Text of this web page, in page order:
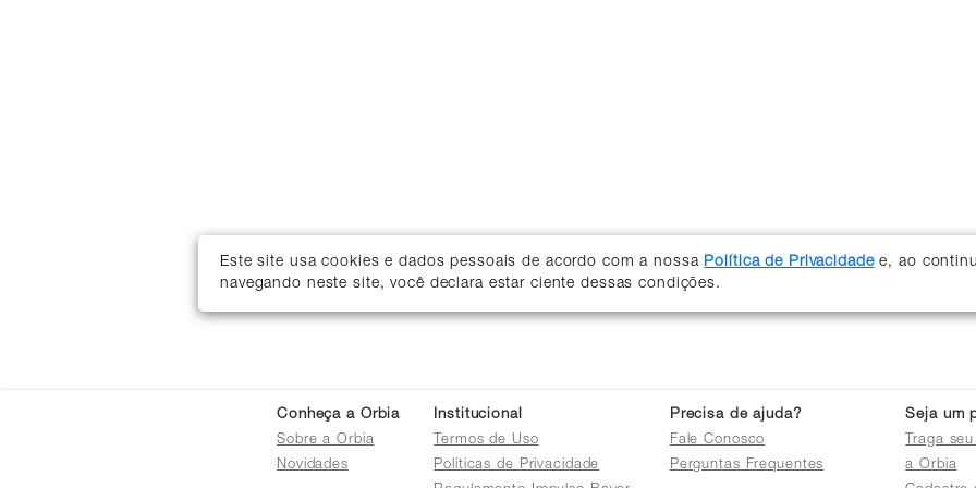
Este site usa cookies e dados pessoais de acordo com a nossa Política de Privacidadee, ao
navegando neste site, você declara estar ciente dessas condições.
Conheça a Orbia
Sobre a Orbia
Novidades
Institucional
Termos de Uso
Políticas de Privacidade
Precisa de ajuda?
Fale Conosco
Perguntas Frequentes
Seja um
Traga
a Orbia